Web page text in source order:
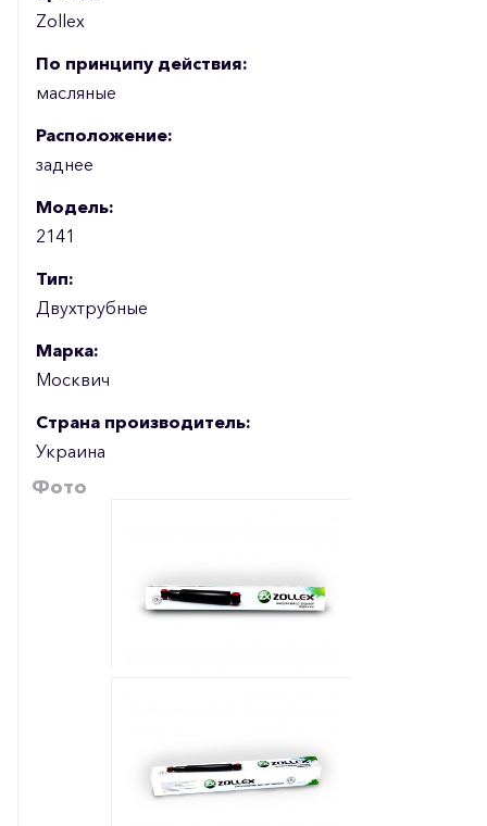
Zollex
По принципу действия:
масляные
Расположение:
заднее
Модель:
2141
Тип:
Двухтрубные
Марка:
Москвич
Страна производитель:
Украина
Фото